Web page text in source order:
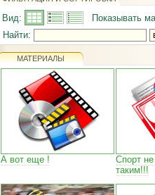
Вид:
Показывать
Найти:
МАТЕРИАЛЫ
А вот еще !
Спорт
таким!!!